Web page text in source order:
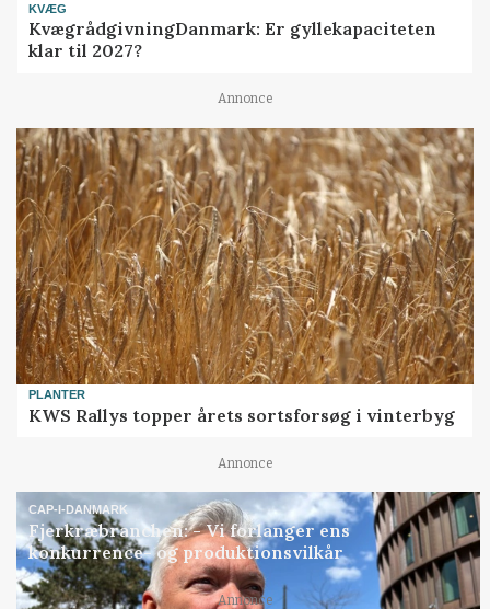
KVÆG
KvægrådgivningDanmark: Er gyllekapaciteten
klar til 2027?
Annonce
PLANTER
KWS Rallys topper årets sortsforsøg i vinterbyg
Annonce
CAP-I-DANMARK
Fjerkræbranchen: - Vi forlanger ens
konkurrence- og produktionsvilkår
Annonce